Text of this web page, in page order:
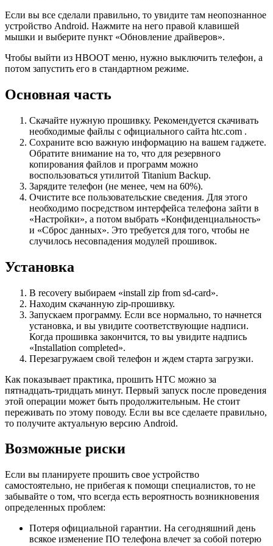
Если вы все сделали правильно, то увидите там неопознанное
устройство Android. Нажмите на него правой клавишей
мышки и выберите пункт «Обновление драйверов».
Чтобы выйти из HBOOT меню, нужно выключить телефон, а
потом запустить его в стандартном режиме.
Основная часть
Скачайте нужную прошивку. Рекомендуется скачивать
необходимые файлы с официального сайта htc.com .
Сохраните всю важную информацию на вашем гаджете.
Обратите внимание на то, что для резервного
копирования файлов и программ можно
воспользоваться утилитой Titanium Backup.
Зарядите телефон (не менее, чем на 60%).
Очистите все пользовательские сведения. Для этого
необходимо посредством интерфейса телефона зайти в
«Настройки», а потом выбрать «Конфиденциальность»
и «Сброс данных». Это требуется для того, чтобы не
случилось несовпадения модулей прошивок.
Установка
В recovery выбираем «install zip from sd-card».
Находим скачанную zip-прошивку.
Запускаем программу. Если все нормально, то начнется
установка, и вы увидите соответствующие надписи.
Когда прошивка закончится, то вы увидите надпись
«Installation completed».
Перезагружаем свой телефон и ждем старта загрузки.
Как показывает практика, прошить HTC можно за
пятнадцать-тридцать минут. Первый запуск после проведения
этой операции может быть продолжительным. Не стоит
переживать по этому поводу. Если вы все сделаете правильно,
то получите актуальную версию Android.
Возможные риски
Если вы планируете прошить свое устройство
самостоятельно, не прибегая к помощи специалистов, то не
забывайте о том, что всегда есть вероятность возникновения
определенных проблем:
Потеря официальной гарантии. На сегодняшний день
всякое изменение ПО телефона влечет за собой потерю